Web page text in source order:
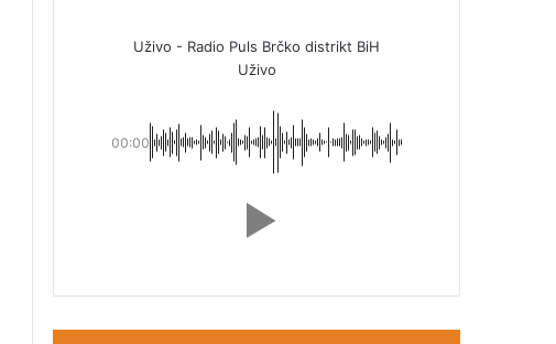
Uživo - Radio Puls Brčko distrikt BiH
Uživo
00:00